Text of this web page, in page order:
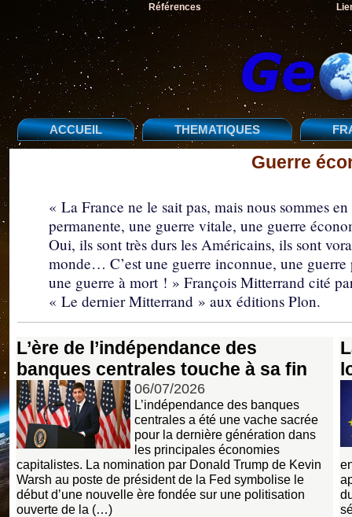
Références
ACCUEIL THEMATIQUES
Guerre
« La France ne le sait pas, mais nous sommes
permanente, une guerre vitale, une guerre
Oui, ils sont très durs les Américains, ils sont
monde… C’est une guerre inconnue, une
une guerre à mort ! » François Mitterrand cité
« Le dernier Mitterrand » aux éditions Plon.
L’ère de l’indépendance des
banques centrales touche à sa fin
06/07/2026
L’indépendance des banques
centrales a été une vache sacrée
pour la dernière génération dans
les principales économies
capitalistes. La nomination par Donald Trump de Kevin
Warsh au poste de président de la Fed symbolise le
début d’une nouvelle ère fondée sur une politisation
ouverte de la (…)